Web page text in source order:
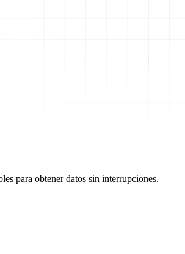
para obtener datos sin interrupciones.